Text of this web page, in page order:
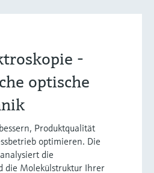
-
optische
Produktqualität
optimieren. Die
die
die Molekülstruktur Ihrer